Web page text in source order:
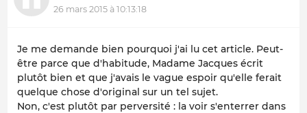
26 mars 2015 à 10:13:18
Je me demande bien pourquoi j'ai lu cet article. Peut-
être parce que d'habitude, Madame Jacques écrit
plutôt bien et que j'avais le vague espoir qu'elle ferait
quelque chose d'original sur un tel sujet.
Non, c'est plutôt par perversité : la voir s'enterrer dans